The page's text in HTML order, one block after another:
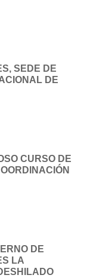
SEDE DE
DE
CURSO DE
DE
LA